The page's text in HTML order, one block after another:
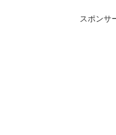
スポンサ